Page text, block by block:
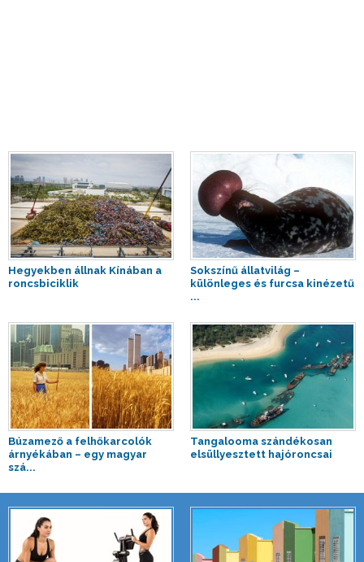
Hegyekben állnak Kínában a
roncsbiciklik
Sokszínű állatvilág –
különleges és furcsa kinézetű
...
Búzamező a felhőkarcolók
árnyékában – egy magyar
szá...
Tangalooma szándékosan
elsüllyesztett hajóroncsai